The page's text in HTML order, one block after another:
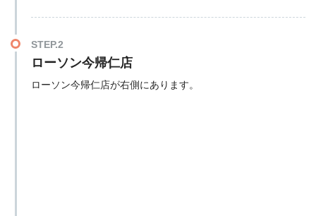
STEP.2
ローソン今帰仁店
ローソン今帰仁店が右側にあります。